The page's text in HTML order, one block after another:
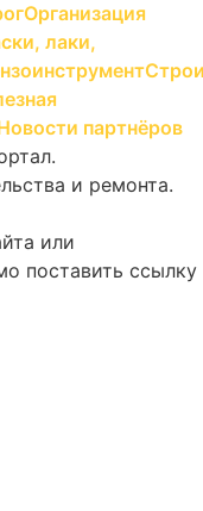
Организация
лаки,
партнёров
и ремонта.
или
поставить ссылку